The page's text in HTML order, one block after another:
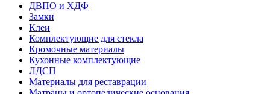
ДВПО и ХДФ
Замки
Клеи
Комплектующие для стекла
Кромочные материалы
Кухонные комплектующие
ЛДСП
Материалы для реставрации